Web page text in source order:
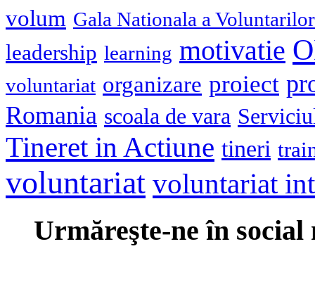
volum Gala Nationala a Voluntarilor
leadership learning motivatie
voluntariat organizare proiect
Romania scoala de vara
Tineret in Actiune tineri
voluntariat voluntariat
Urmăreşte-ne în social